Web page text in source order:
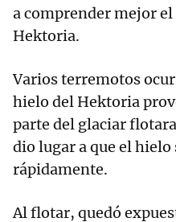
a comprender mejor
Hektoria.
Varios terremotos
hielo del Hektoria
parte del glaciar
dio lugar a que el hielo
rápidamente.
Al flotar, quedó